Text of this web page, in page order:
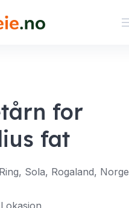
for
fat
Sola, Rogaland, Norge
Lokasjon